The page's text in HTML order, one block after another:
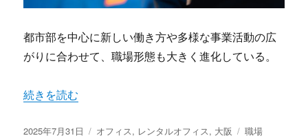
都市部を中心に新しい働き方や多様な事業活動の広
がりに合わせて、職場形態も大きく進化している。
“大阪ビジネスの新基準レンタルオフィスが叶える柔軟
続きを読む
投
2025年7月31日
カ
オフィス, レンタルオフィス, 大阪
タ
職場